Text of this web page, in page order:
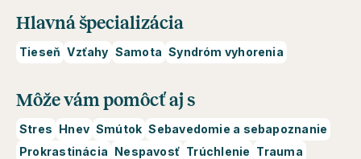
Hlavná špecializácia
Tieseň Vzťahy Samota Syndróm vyhorenia
Môže vám pomôcť aj s
Stres Hnev Smútok Sebavedomie a sebapoznanie
Prokrastinácia Nespavosť Trúchlenie Trauma